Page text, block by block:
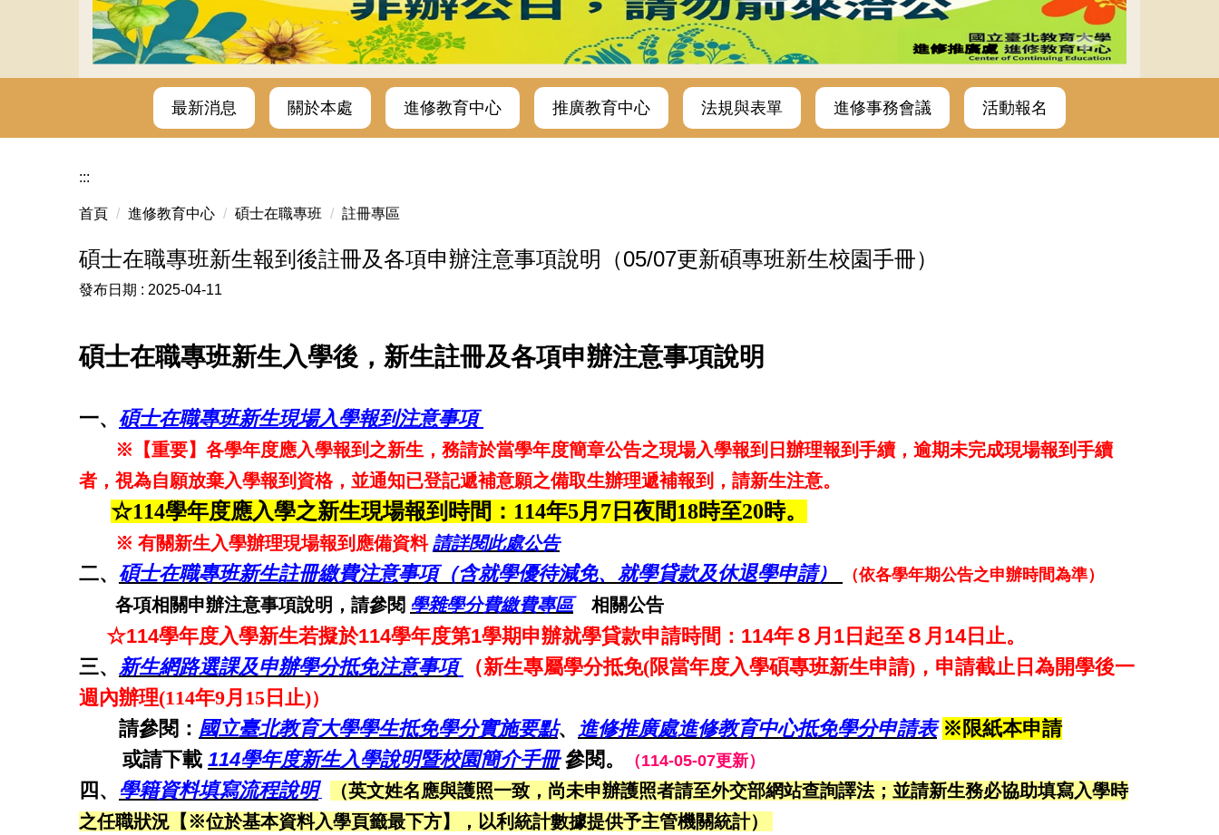
115年度進修教育中心暑假上班時間
最新消息 關於本處 進修教育中心 推廣教育中心 法規與表單 進修事務會議 活動報名
:::
首頁 進修教育中心 碩士在職專班 註冊專區
碩士在職專班新生報到後註冊及各項申辦注意事項說明（05/07更新碩專班新生校園手冊）
發布日期 : 2025-04-11
碩士在職專班新生入學後，新生註冊及各項申辦注意事項說明
一、 碩士在職專班新生現場入學報到注意事項
※【重要】各學年度應入學報到之新生，務請於當學年度簡章公告之現場入學報到日辦理報到手續，逾期未完成現場報到手續
者，視為自願放棄入學報到資格，並通知已登記遞補意願之備取生辦理遞補報到，請新生注意。
☆114學年度應入學之新生現場報到時間：114年5月7日夜間18時至20時。
※ 有關新生入學辦理現場報到應備資料 請詳閱此處公告
二、 碩士在職專班新生註冊繳費注意事項（含就學優待減免、就學貸款及休退學申請） （依各學年期公告之申辦時間為準）
各項相關申辦注意事項說明，請參閱 學雜學分費繳費專區相關公告
☆114學年度入學新生若擬於114學年度第1學期申辦就學貸款申請時間：114年８月1日起至８月14日止。
三、 新生網路選課及申辦學分抵免注意事項 （新生專屬學分抵免(限當年度入學碩專班新生申請)，申請截止日為開學後一
週內辦理(114年9月15日止)）
請參閱： 國立臺北教育大學學生抵免學分實施要點、 進修推廣處進修教育中心抵免學分申請表 ※限紙本申請
或請下載 114學年度新生入學說明暨校園簡介手冊參閱。 （114-05-07更新）
四、 學籍資料填寫流程說明 （英文姓名應與護照一致，尚未申辦護照者請至外交部網站查詢譯法；並請新生務必協助填寫入學時
之任職狀況【※位於基本資料入學頁籤最下方】，以利統計數據提供予主管機關統計）